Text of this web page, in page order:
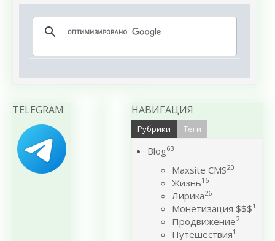
TELEGRAM НАВИГАЦИЯ
Рубрики Теги
Blog63
Maxsite CMS20
Жизнь16
Лирика26
Монетизация $$$1
Продвижение2
Путешествия1